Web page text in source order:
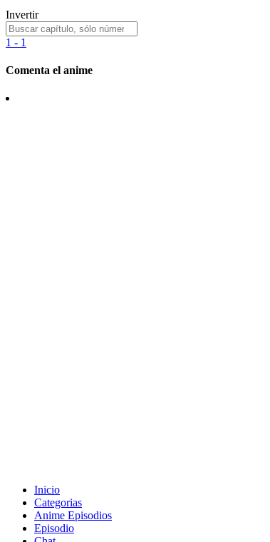
Invertir
1 - 1
Comenta el anime
Inicio
Categorias
Anime Episodios
Episodio